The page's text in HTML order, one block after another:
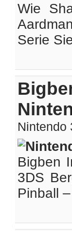
Wie
Serie
Nintendo
Bigben
3DS
Pinball